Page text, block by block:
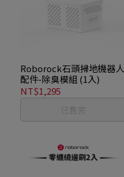
Roborock石頭掃地機器人
配件-除臭模組 (1入)
NT$1,295
已售完